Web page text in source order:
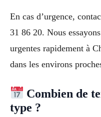
En cas d’urgence,
31 86 20. Nous
urgentes rapidement à
dans les environs
Combien de
type ?